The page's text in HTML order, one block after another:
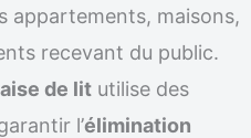
appartements, maisons,
recevant du public.
de lit utilise des
l’élimination